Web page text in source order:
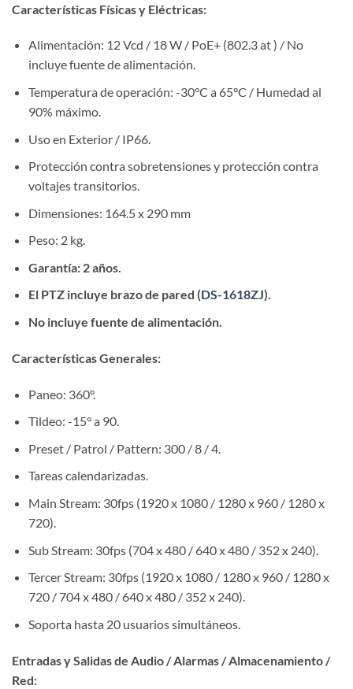
Características Físicas y Eléctricas:
Alimentación: 12 Vcd / 18 W / PoE+ (802.3 at ) / No
incluye fuente de alimentación.
Temperatura de operación: -30°C a 65°C / Humedad al
90% máximo.
Uso en Exterior / IP66.
​Protección contra sobretensiones y protección contra
voltajes transitorios.
Dimensiones: 164.5 x 290 mm
Peso: 2 kg.
​Garantía: 2 años.
​El PTZ incluye brazo de pared (DS-1618ZJ).
No incluye fuente de alimentación.
Características Generales:
Paneo: 360°.
Tildeo: -15° a 90.
Preset / Patrol / Pattern: 300 / 8 / 4.
Tareas calendarizadas.
Main Stream: 30fps (1920 x 1080 / 1280 x 960 / 1280 x
720).
​Sub Stream: 30fps (704 x 480 / 640 x 480 / 352 x 240).
Tercer Stream: 30fps (1920 x 1080 / 1280 x 960 / 1280 x
720 / 704 x 480 / 640 x 480 / 352 x 240).
Soporta hasta 20 usuarios simultáneos.
Entradas y Salidas de Audio / Alarmas / Almacenamiento /
Red: